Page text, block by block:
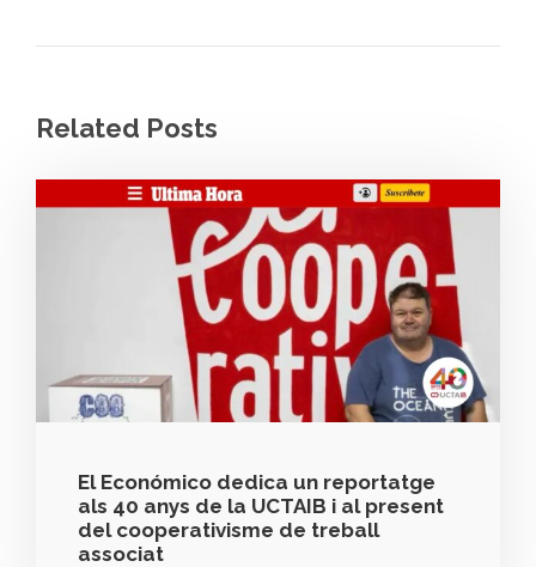
Related Posts
El Económico dedica un reportatge
als 40 anys de la UCTAIB i al present
del cooperativisme de treball
associat